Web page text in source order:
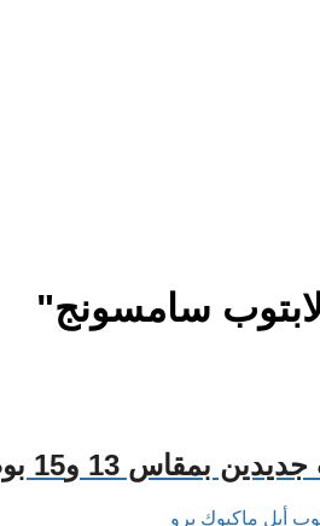
سامسونج"
13 و15 بوصة